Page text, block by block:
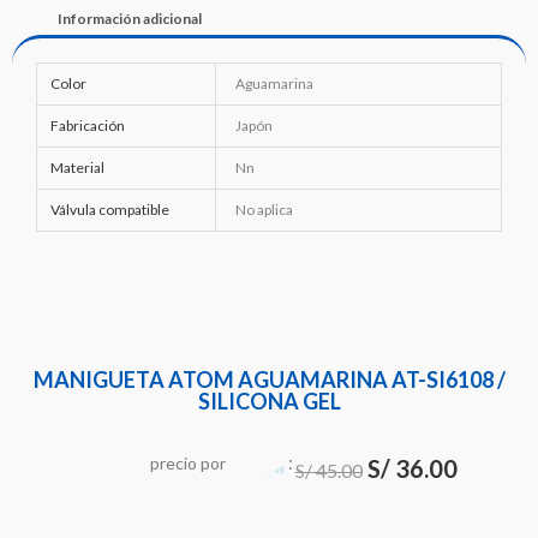
Información adicional
Color Aguamarina
Fabricación Japón
Material Nn
Válvula compatible No aplica
MANIGUETA ATOM AGUAMARINA AT-SI6108 /
SILICONA GEL
precio por :S/45.00 El
S/36.00El